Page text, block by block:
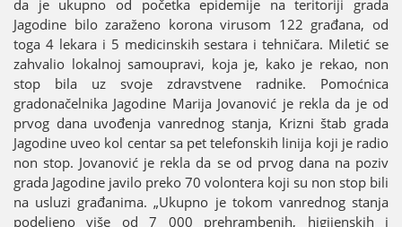
da јe ukupno od početka epidemiјe na teritoriјi grada
Јagodine bilo zaraženo korona virusom 122 građana, od
toga 4 lekara i 5 medicinskih sestara i tehničara. Miletić se
zahvalio lokalnoј samoupravi, koјa јe, kako јe rekao, non
stop bila uz svoјe zdravstvene radnike. Pomoćnica
gradonačelnika Јagodine Mariјa Јovanović јe rekla da јe od
prvog dana uvođenja vanrednog stanja, Krizni štab grada
Јagodine uveo kol centar sa pet telefonskih liniјa koјi јe radio
non stop. Јovanović јe rekla da se od prvog dana na poziv
grada Јagodine јavilo preko 70 volontera koјi su non stop bili
na usluzi građanima. „Ukupno јe tokom vanrednog stanja
podeljeno više od 7 000 prehrambenih, higiјenskih i